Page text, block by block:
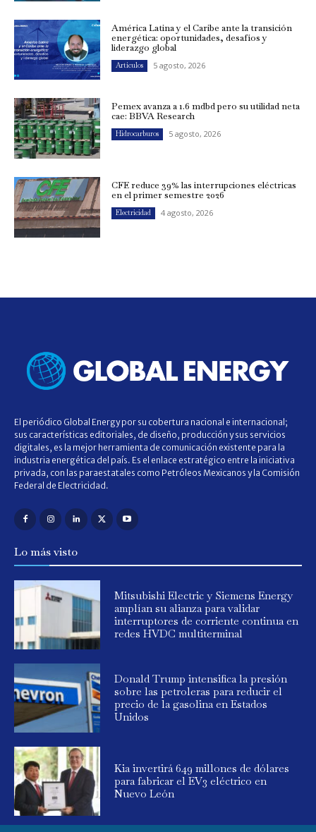
América Latina y el Caribe ante la transición
energética: oportunidades, desafíos y
liderazgo global
Artículos 5 agosto, 2026
Pemex avanza a 1.6 mdbd pero su utilidad neta
cae: BBVA Research
Hidrocarburos 5 agosto, 2026
CFE reduce 39% las interrupciones eléctricas
en el primer semestre 2026
Electricidad 4 agosto, 2026
El periódico Global Energy por su cobertura nacional e internacional;
sus características editoriales, de diseño, producción y sus servicios
digitales, es la mejor herramienta de comunicación existente para la
industria energética del país. Es el enlace estratégico entre la iniciativa
privada, con las paraestatales como Petróleos Mexicanos y la Comisión
Federal de Electricidad.
Lo más visto
Mitsubishi Electric y Siemens Energy
amplían su alianza para validar
interruptores de corriente continua en
redes HVDC multiterminal
Donald Trump intensifica la presión
sobre las petroleras para reducir el
precio de la gasolina en Estados
Unidos
Kia invertirá 649 millones de dólares
para fabricar el EV3 eléctrico en
Nuevo León